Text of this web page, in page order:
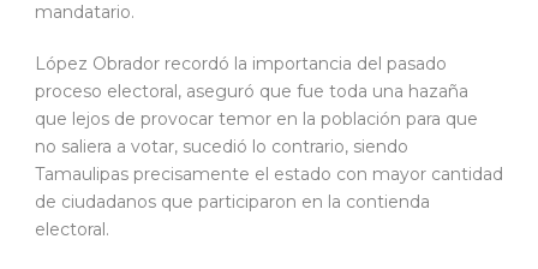
mandatario.
López Obrador recordó la importancia del pasado
proceso electoral, aseguró que fue toda una hazaña
que lejos de provocar temor en la población para que
no saliera a votar, sucedió lo contrario, siendo
Tamaulipas precisamente el estado con mayor cantidad
de ciudadanos que participaron en la contienda
electoral.